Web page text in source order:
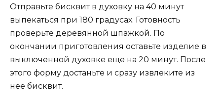
Отправьте бисквит в духовку на 40 минут
выпекаться при 180 градусах. Готовность
проверьте деревянной шпажкой. По
окончании приготовления оставьте изделие в
выключенной духовке еще на 20 минут. После
этого форму достаньте и сразу извлеките из
нее бисквит.